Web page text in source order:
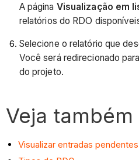
A página Visualização em
relatórios do RDO
Selecione o relatório que
Você será redirecionado
do projeto.
Veja também
Visualizar entradas